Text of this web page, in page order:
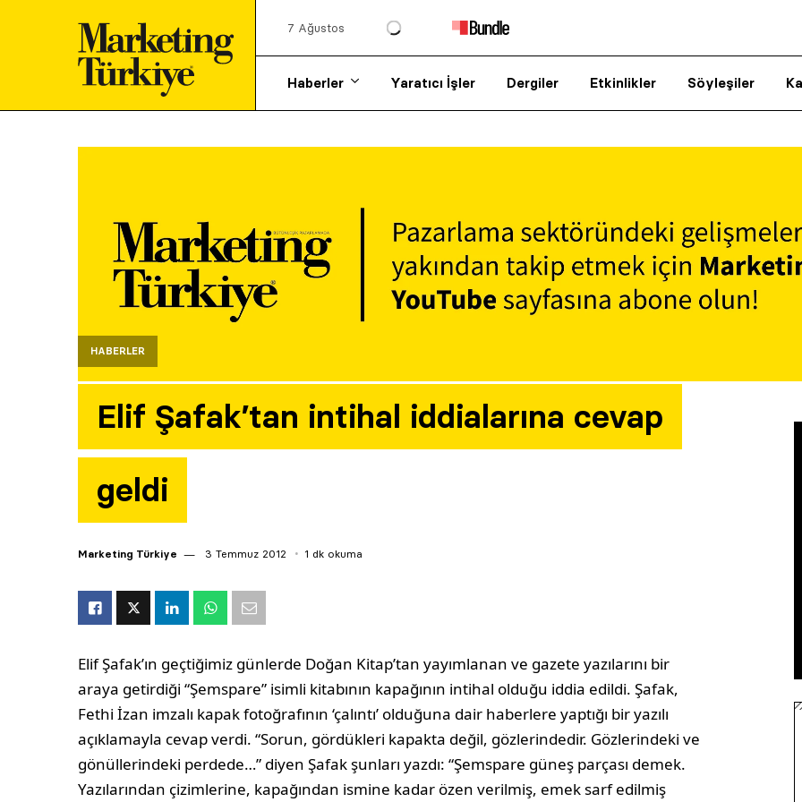
7 Ağustos
Haberler Yaratıcı İşler Dergiler Etkinlikler Söyleşiler
HABERLER
Elif Şafak’tan intihal iddialarına cevap
geldi
Marketing Türkiye 3 Temmuz 2012 1 dk okuma
Elif Şafak’ın geçtiğimiz günlerde Doğan Kitap’tan yayımlanan ve gazete yazılarını bir
araya getirdiği “Şemspare” isimli kitabının kapağının intihal olduğu iddia edildi. Şafak,
Fethi İzan imzalı kapak fotoğrafının ‘çalıntı’ olduğuna dair haberlere yaptığı bir yazılı
açıklamayla cevap verdi. “Sorun, gördükleri kapakta değil, gözlerindedir. Gözlerindeki ve
gönüllerindeki perdede…” diyen Şafak şunları yazdı: “Şemspare güneş parçası demek.
Yazılarından çizimlerine, kapağından ismine kadar özen verilmiş, emek sarf edilmiş